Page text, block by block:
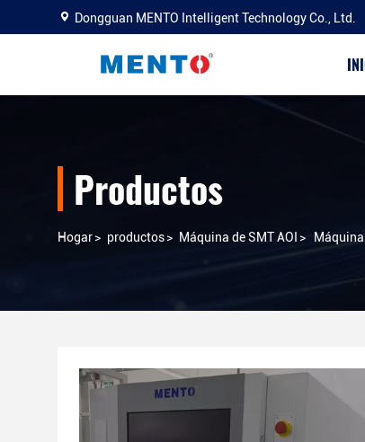
Dongguan MENTO Intelligent Technology Co., Ltd.
Productos
Hogar> productos> Máquina de SMT AOI >